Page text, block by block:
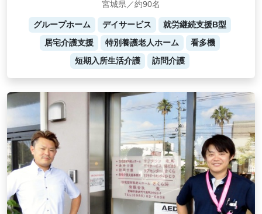
宮城県／約90名
グループホーム デイサービス
就労継続支援B型
居宅介護支援
特別養護老人ホーム
看多機
短期入所生活介護
訪問介護